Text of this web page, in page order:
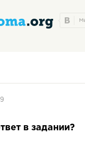
в задании?